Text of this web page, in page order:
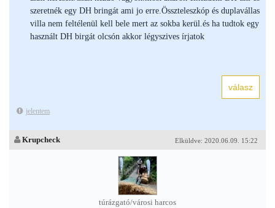
szeretnék egy DH bringát ami jo erre.Összteleszkóp és duplavállas
villa nem feltélenül kell bele mert az sokba kerül.és ha tudtok egy
használt DH birgát olcsón akkor légyszives írjatok
jelentem
Elküldve: 2020.06.09. 15:22
Krupcheck
túrázgató/városi harcos